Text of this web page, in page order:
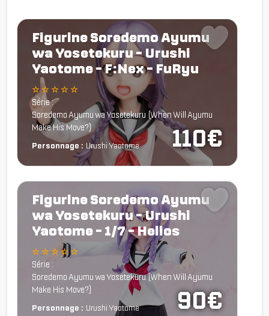
110€
Figurine Soredemo Ayumu
wa Yosetekuru - Urushi
Yaotome - F:Nex - FuRyu
☆ ☆ ☆ ☆ ☆
Série :
Soredemo Ayumu wa Yosetekuru (When Will Ayumu
Make His Move?)
Personnage : Urushi Yaotome
90€
Figurine Soredemo Ayumu
wa Yosetekuru - Urushi
Yaotome - 1/7 - Helios
☆ ☆ ☆ ☆ ☆
Série :
Soredemo Ayumu wa Yosetekuru (When Will Ayumu
Make His Move?)
Personnage : Urushi Yaotome